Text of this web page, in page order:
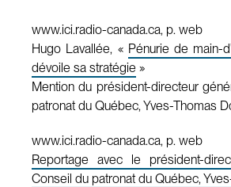
www.ici.radio-canada.ca, p. web
Hugo Lavallée, « Pénurie de main-
dévoile sa stratégie »
Mention du président-directeur
patronat du Québec, Yves-Thomas
www.ici.radio-canada.ca, p. web
Reportage avec le président-
Conseil du patronat du Québec,